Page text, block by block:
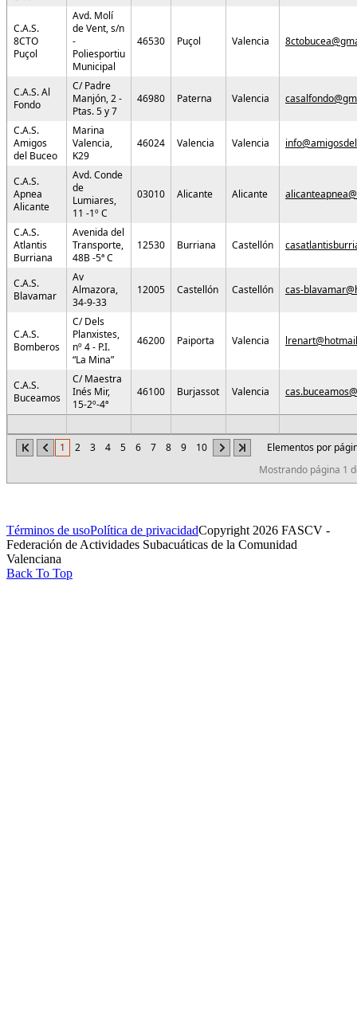
1 2 3 4 5 6 7 8 9 10
Elementos por
Mostrando página 1
C.A.S.
8CTO
Puçol
Avd. Molí
de Vent, s/n
-
Poliesportiu
Municipal
46530 Puçol Valencia
C.A.S. Al
Fondo
C/ Padre
Manjón, 2 -
Ptas. 5 y 7
46980 Paterna Valencia
C.A.S.
Amigos
del Buceo
Marina
Valencia,
K29
46024 Valencia Valencia
C.A.S.
Apnea
Alicante
Avd. Conde
de
Lumiares,
11 -1º C
03010 Alicante Alicante
C.A.S.
Atlantis
Burriana
Avenida del
Transporte,
48B -5ª C
12530 Burriana Castellón
C.A.S.
Blavamar
Av
Almazora,
34-9-33
12005 Castellón Castellón cas-
C.A.S.
Bomberos
C/ Dels
Planxistes,
nº 4 - P.I.
“La Mina”
46200 Paiporta Valencia
C.A.S.
Buceamos
C/ Maestra
Inés Mir,
15-2º-4ª
46100 Burjassot Valencia
Términos de usoPolítica de privacidadCopyright 2026 FASCV -
Federación de Actividades Subacuáticas de la Comunidad
Valenciana
Back To Top